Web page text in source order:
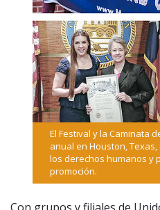
El Festival y la Caminata
anual en Houston,
los derechos humanos y
promoción.
Con grupos y filiales de